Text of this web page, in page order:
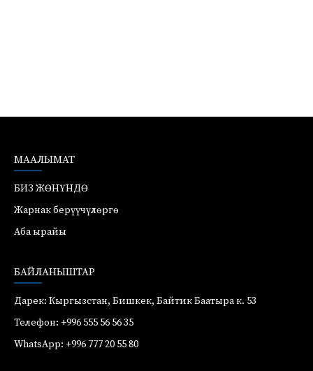
МААЛЫМАТ
БИЗ ЖӨНҮНДӨ
Жарнак берүүчүлөргө
Аба ырайы
БАЙЛАНЫШТАР
Дарек: Кыргызстан, Бишкек, Байтик Баатыра к. 53
Телефон: +996 555 56 56 35
WhatsApp: +996 777 20 55 80